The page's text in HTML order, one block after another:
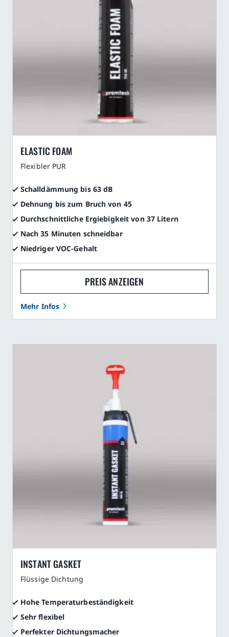
ELASTIC FOAM
Flexibler PUR
Schalldämmung bis 63 dB
Dehnung bis zum Bruch von 45
Durchschnittliche Ergiebigkeit von 37 Litern
Nach 35 Minuten schneidbar
Niedriger VOC-Gehalt
PREIS ANZEIGEN
Mehr Infos
INSTANT GASKET
Flüssige Dichtung
Hohe Temperaturbeständigkeit
Sehr flexibel
Perfekter Dichtungsmacher